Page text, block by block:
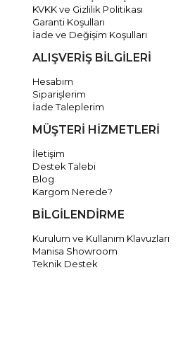
KVKK ve Gizlilik Politikası
Garanti Koşulları
İade ve Değişim Koşulları
ALIŞVERİŞ BİLGİLERİ
Hesabım
Siparişlerim
İade Taleplerim
MÜŞTERİ HİZMETLERİ
İletişim
Destek Talebi
Blog
Kargom Nerede?
BİLGİLENDİRME
Kurulum ve Kullanım Klavuzları
Manisa Showroom
Teknik Destek